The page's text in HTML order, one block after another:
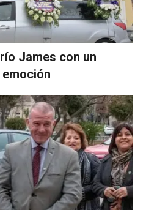
James con un